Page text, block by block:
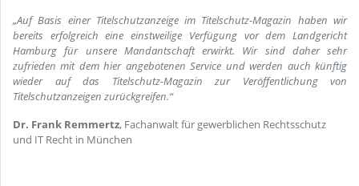
„Auf Basis einer Titelschutzanzeige im Titelschutz-Magazin haben wir
bereits erfolgreich eine einstweilige Verfügung vor dem Landgericht
Hamburg für unsere Mandantschaft erwirkt. Wir sind daher sehr
zufrieden mit dem hier angebotenen Service und werden auch künftig
wieder auf das Titelschutz-Magazin zur Veröffentlichung von
Titelschutzanzeigen zurückgreifen.“
Dr. Frank Remmertz, Fachanwalt für gewerblichen Rechtsschutz
und IT Recht in München